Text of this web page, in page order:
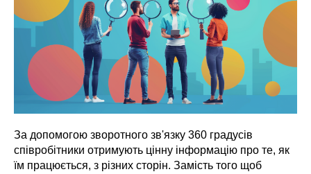
За допомогою зворотного зв'язку 360 градусів
співробітники отримують цінну інформацію про те, як
їм працюється, з різних сторін. Замість того щоб